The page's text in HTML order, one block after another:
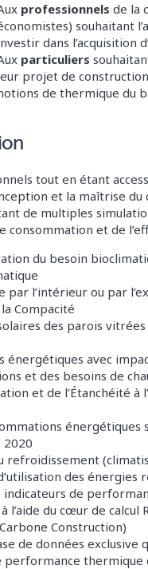
professionnels de la
souhaitant
dans l’acquisition
particuliers
projet de
de thermique du
tout en étant
et la maîtrise du
de multiples
consommation et de
du besoin
par l’intérieur ou par
Compacité
des parois
énergétiques avec
et des besoins de
et de l’Étanchéité
2020
refroidissement
des énergies
indicateurs de
l’aide du cœur de calcul
Construction)
de données exclusive
performance thermique